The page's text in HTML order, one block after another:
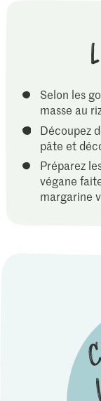
Selon les
masse au
Découpez
pâte et
Préparez
végane
margarine